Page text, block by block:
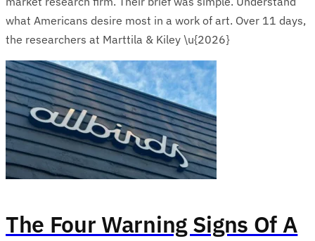
what Americans desire most in a work of art. Over 11 days,
the researchers at Marttila & Kiley \u{2026}
The Four Warning Signs Of A